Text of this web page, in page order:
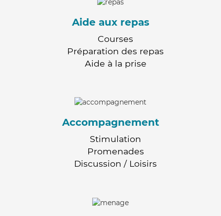
Aide aux repas
Courses
Préparation des repas
Aide à la prise
Accompagnement
Stimulation
Promenades
Discussion / Loisirs